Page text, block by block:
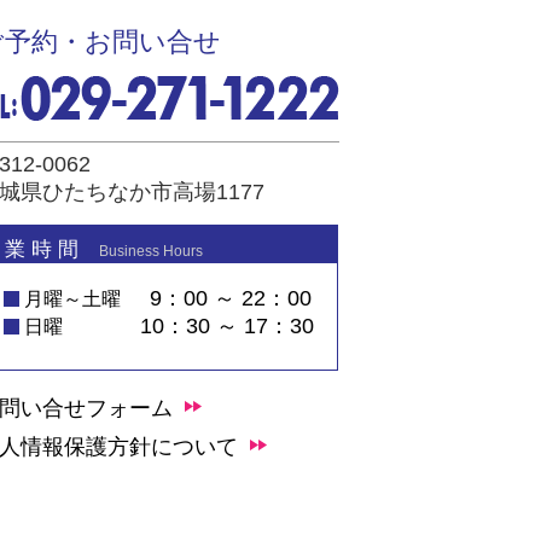
予約・お問い合せ
0062
県ひたちなか市高場1177
業 時 間 Business Hours
月曜～土曜 9：00 ～ 22：00
日曜 10：30 ～ 17：30
い合せフォーム
情報保護方針について